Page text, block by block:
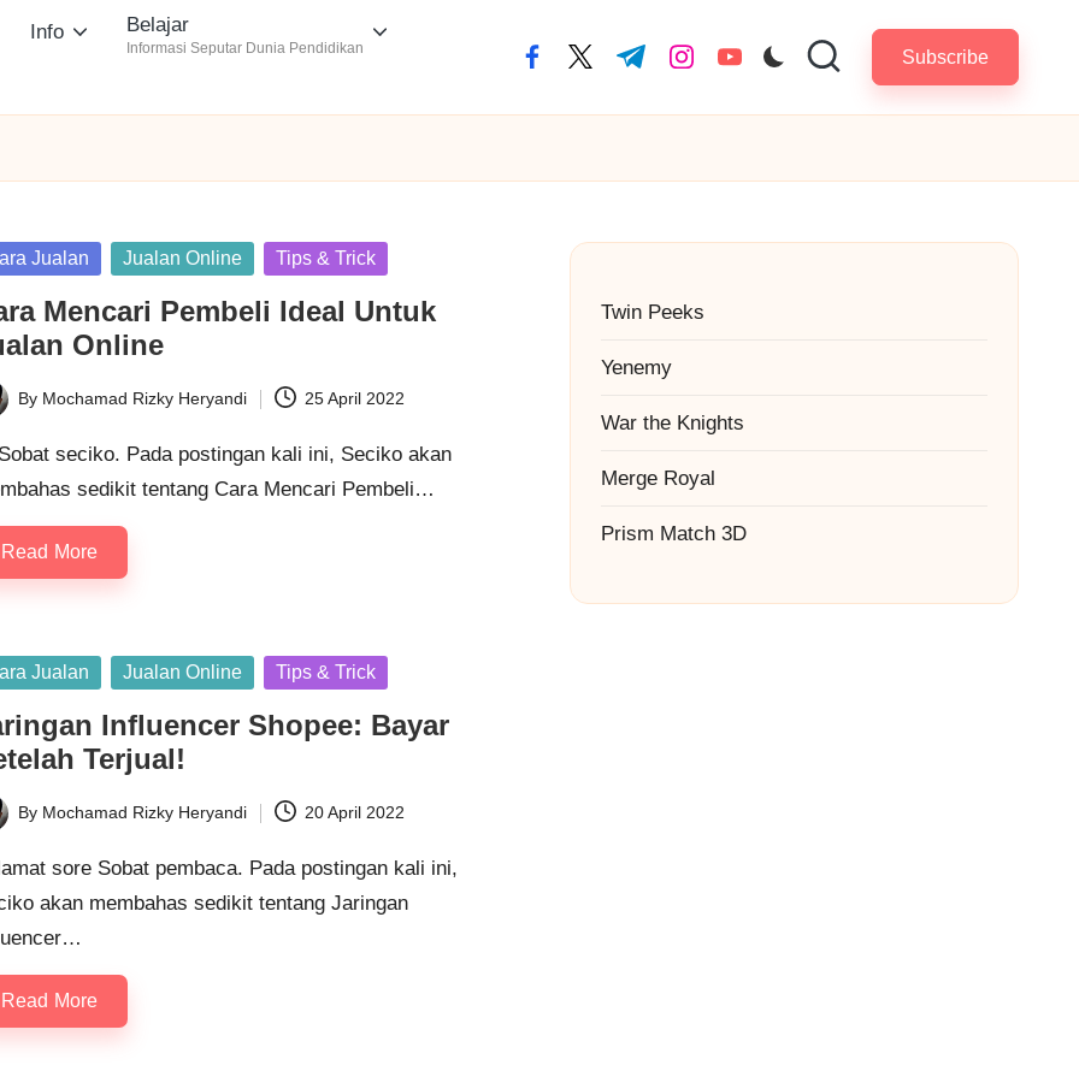
Info Belajar
Informasi Seputar Dunia Pendidikan
facebook.com
twitter.com
t.me instagram.com
youtube.com Subscribe
Jualan Jualan Online Tips & Trick
Mencari Pembeli Ideal Untuk
Online
By Mochamad Rizky Heryandi 25 April 2022
seciko. Pada postingan kali ini, Seciko akan
sedikit tentang Cara Mencari Pembeli…
Read More
Jualan Jualan Online Tips & Trick
Influencer Shopee: Bayar
Terjual!
By Mochamad Rizky Heryandi 20 April 2022
sore Sobat pembaca. Pada postingan kali ini,
akan membahas sedikit tentang Jaringan
Read More
Twin Peeks
Yenemy
War the Knights
Merge Royal
Prism Match 3D